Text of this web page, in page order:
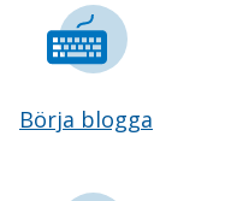
Börja blogga